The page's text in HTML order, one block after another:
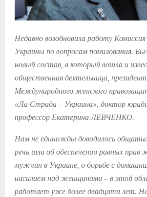
Недавно возобновила работу
Украины по вопросам помилования.
новый состав, в который вошла и
общественная деятельница, президент
Международного женского
«Ла Страда – Украина», доктор
профессор Екатерина ЛЕВЧЕНКО.
Нам не единожды доводилось
речь шла об обеспечении равных прав
мужчин в Украине, о борьбе с
насилием над женщинами – в этой
работает уже более двадцати лет.